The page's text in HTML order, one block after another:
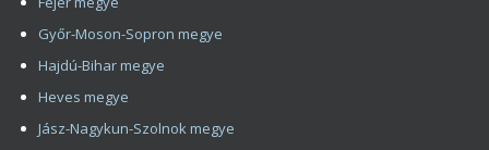
Nógrád megye
Pest megye
Somogy megye
Szabolcs-Szatmár-Bereg megye
Tolna megye